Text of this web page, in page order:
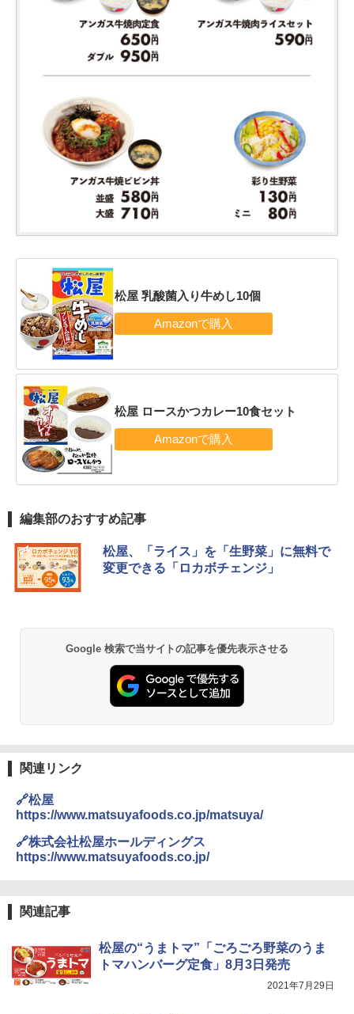
松屋 乳酸菌入り牛めし10個
松屋 ロースかつカレー10食セット
編集部のおすすめ記事
松屋、「ライス」を「生野菜」に無料で
変更できる「ロカボチェンジ」
Google 検索で当サイトの記事を優先表示させる
関連リンク
🔗松屋
https://www.matsuyafoods.co.jp/matsuya/
🔗株式会社松屋ホールディングス
https://www.matsuyafoods.co.jp/
関連記事
松屋の“うまトマ”「ごろごろ野菜のうま
トマハンバーグ定食」8月3日発売
2021年7月29日